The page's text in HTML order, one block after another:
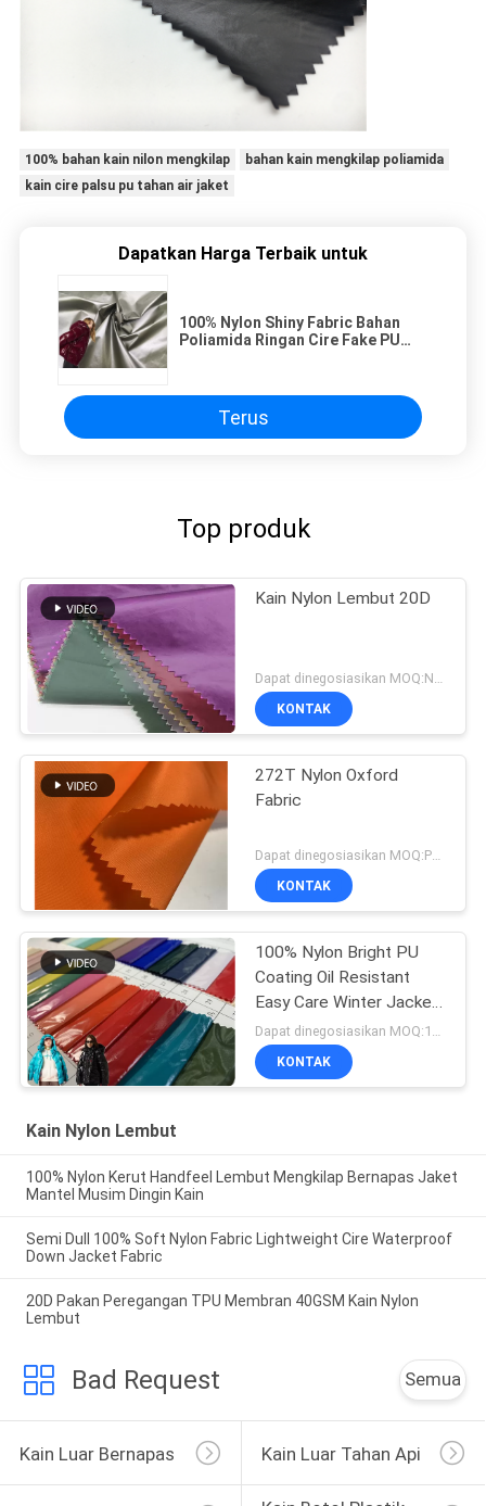
100% bahan kain nilon mengkilap
bahan kain mengkilap poliamida
kain cire palsu pu tahan air jaket
Dapatkan Harga Terbaik untuk
100% Nylon Shiny Fabric Bahan
Poliamida Ringan Cire Fake PU
Terus
Top produk
Kain Nylon Lembut 20D
KONTAK
272T Nylon Oxford
Fabric
KONTAK
100% Nylon Bright PU
Coating Oil Resistant
Easy Care Winter Jacket
Fabric
Dapat dinegosiasikan MOQ:1000 MTRS
KONTAK
Kain Nylon Lembut
100% Nylon Kerut Handfeel Lembut Mengkilap Bernapas Jaket
Mantel Musim Dingin Kain
Semi Dull 100% Soft Nylon Fabric Lightweight Cire Waterproof
Down Jacket Fabric
20D Pakan Peregangan TPU Membran 40GSM Kain Nylon
Lembut
Bad Request Semua
Kain Luar Bernapas Kain Luar Tahan Api